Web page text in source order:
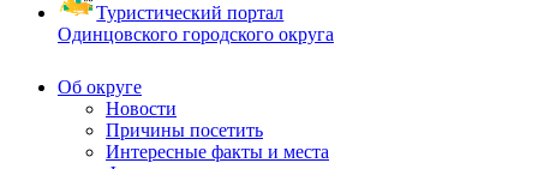
Туристический портал
Одинцовского городского округа
Об округе
Новости
Причины посетить
Интересные факты и места